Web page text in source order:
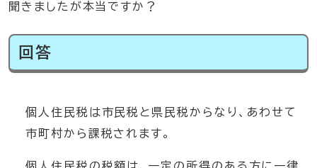
聞きましたが本当ですか？
回答
個人住民税は市民税と県民税からなり、あわせて
市町村から課税されます。